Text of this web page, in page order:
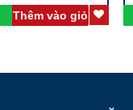
Thêm vào giỏ